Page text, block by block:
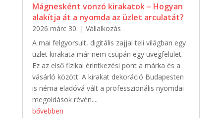
Mágnesként vonzó kirakatok – Hogyan
alakítja át a nyomda az üzlet arculatát?
2026 márc 30. | Vállalkozás
A mai felgyorsult, digitális zajjal teli világban egy
üzlet kirakata már nem csupán egy üvegfelület.
Ez az első fizikai érintkezési pont a márka és a
vásárló között. A kirakat dekoráció Budapesten
is néma eladóvá vált a professzionális nyomdai
megoldások révén....
bővebben